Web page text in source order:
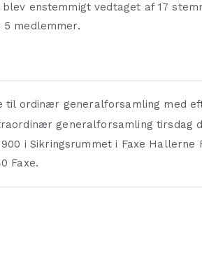
enstemmigt vedtaget af 17
medlemmer.
til ordinær generalforsamling med
generalforsamling tirsdag
i Sikringsrummet i Faxe Hallerne
Faxe.